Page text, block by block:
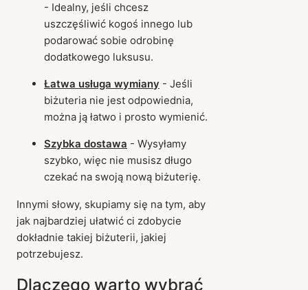
- Idealny, jeśli chcesz
uszczęśliwić kogoś innego lub
podarować sobie odrobinę
dodatkowego luksusu.
Łatwa usługa wymiany - Jeśli
biżuteria nie jest odpowiednia,
można ją łatwo i prosto wymienić.
Szybka dostawa - Wysyłamy
szybko, więc nie musisz długo
czekać na swoją nową biżuterię.
Innymi słowy, skupiamy się na tym, aby
jak najbardziej ułatwić ci zdobycie
dokładnie takiej biżuterii, jakiej
potrzebujesz.
Dlaczego warto wybrać